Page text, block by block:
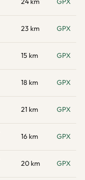
23 km GPX
15 km GPX
18 km GPX
21 km GPX
16 km GPX
20 km GPX